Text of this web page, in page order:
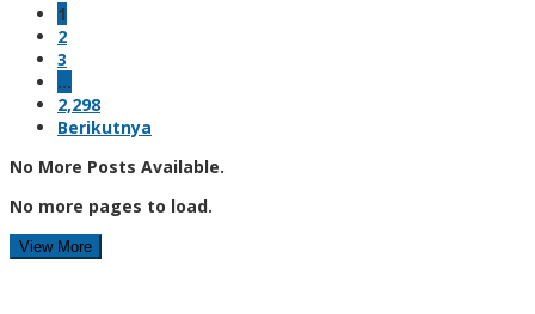
1
2
3
…
2,298
Berikutnya
No More Posts Available.
No more pages to load.
View More